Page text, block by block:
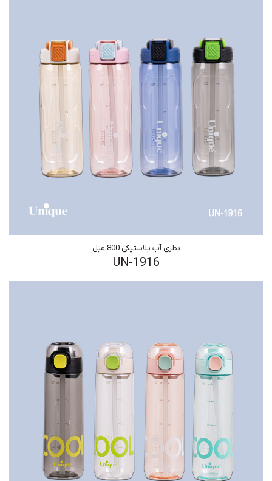
بطری آب پلاستیکی 800 میل
UN-1916